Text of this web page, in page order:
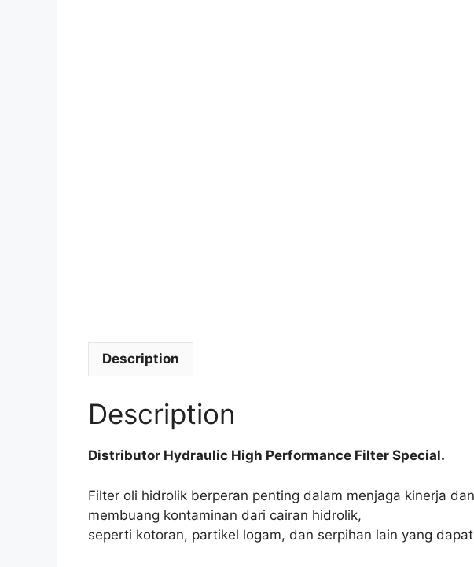
Description
Description
Distributor Hydraulic High Performance Filter Special.
Filter oli hidrolik berperan penting dalam menjaga kinerja
membuang kontaminan dari cairan hidrolik,
seperti kotoran, partikel logam, dan serpihan lain yang